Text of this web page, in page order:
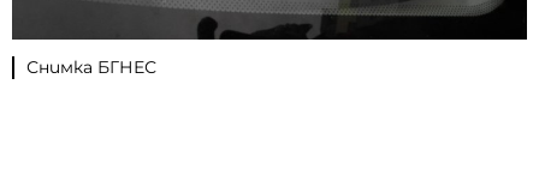
Снимка БГНЕС